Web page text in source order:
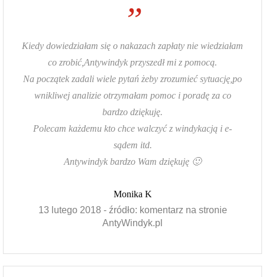
”
Kiedy dowiedziałam się o nakazach zapłaty nie wiedziałam
co zrobić,Antywindyk przyszedł mi z pomocą.
Na początek zadali wiele pytań żeby zrozumieć sytuację,po
wnikliwej analizie otrzymałam pomoc i poradę za co
bardzo dziękuję.
Polecam każdemu kto chce walczyć z windykacją i e-
sądem itd.
Antywindyk bardzo Wam dziękuję 🙂
Monika K
13 lutego 2018 - źródło: komentarz na stronie
AntyWindyk.pl